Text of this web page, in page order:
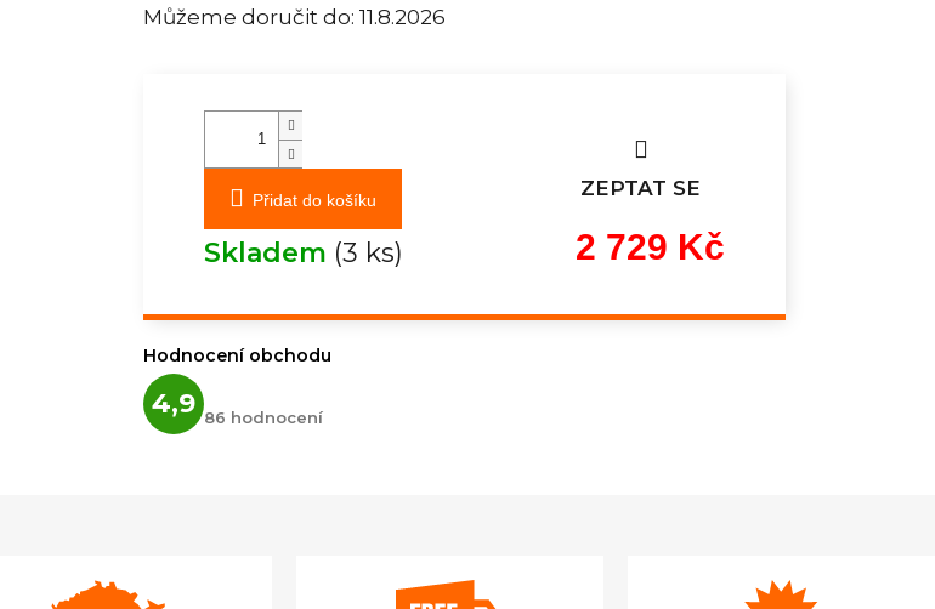
Můžeme doručit do: 11.8.2026
Přidat do košíku
ZEPTAT SE
Skladem (3 ks) 2 729 Kč
cena:
Hodnocení obchodu
4,9 hodnocení
obchodu
86 hodnocení